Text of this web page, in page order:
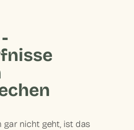
gar nicht geht, ist das